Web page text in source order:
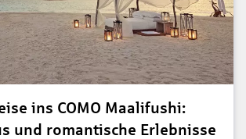
ins COMO Maalifushi:
und romantische Erlebnisse